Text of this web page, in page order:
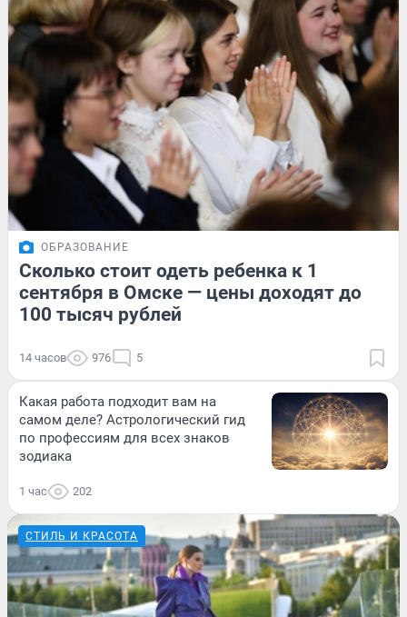
ОБРАЗОВАНИЕ
Сколько стоит одеть ребенка к 1
сентября в Омске — цены доходят до
100 тысяч рублей
14 часов 976 5
Какая работа подходит вам на
самом деле? Астрологический гид
по профессиям для всех знаков
зодиака
1 час 202
СТИЛЬ И КРАСОТА